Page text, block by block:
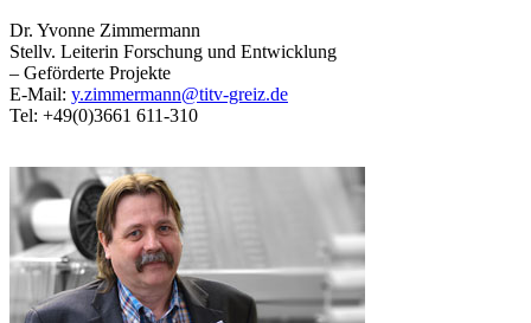
Dr. Yvonne Zimmermann
Stellv. Leiterin Forschung und Entwicklung
– Geförderte Projekte
E-Mail: y.zimmermann@titv-greiz.de
Tel: +49(0)3661 611-310